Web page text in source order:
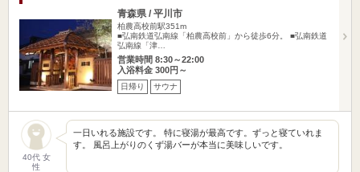
青森県 / 平川市
柏農高校前駅351m
■弘南鉄道弘南線「柏農高校前」から徒歩6分。 ■弘南鉄道
弘南線「津…
営業時間 8:30～22:00
入浴料金 300円～
日帰り サウナ
40代 女
性
一日いれる施設です。 特に寝湯が最高です。ずっと寝ていれま
す。 風呂上がりのくず湯バーが本当に美味しいです。